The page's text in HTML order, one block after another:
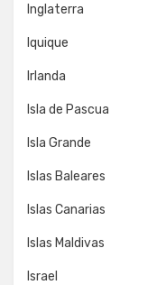
Inglaterra
Iquique
Irlanda
Isla de Pascua
Isla Grande
Islas Baleares
Islas Canarias
Islas Maldivas
Israel